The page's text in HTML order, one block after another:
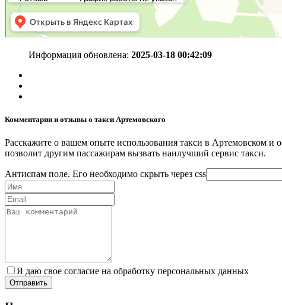
Информация обновлена: 2025-03-18 00:42:09
Комментарии и отзывы о такси Артемовского
Расскажите о вашем опыте использования такси в Артемовском и
позволит другим пассажирам вызвать наилучший сервис такси.
Антиспам поле. Его необходимо скрыть через css
Я даю свое согласие на обработку персональных данных